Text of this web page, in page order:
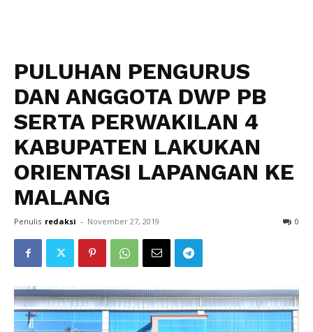
PULUHAN PENGURUS
DAN ANGGOTA DWP PB
SERTA PERWAKILAN 4
KABUPATEN LAKUKAN
ORIENTASI LAPANGAN KE
MALANG
Penulis redaksi - November 27, 2019 0